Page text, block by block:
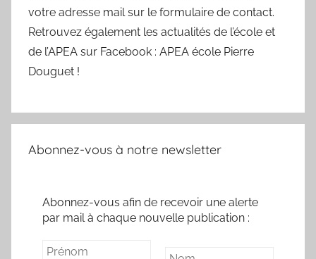
votre adresse mail sur le formulaire de contact.
Retrouvez également les actualités de l’école et
de l’APEA sur Facebook : APEA école Pierre
Douguet !
Abonnez-vous à notre newsletter
Abonnez-vous afin de recevoir une alerte
par mail à chaque nouvelle publication :